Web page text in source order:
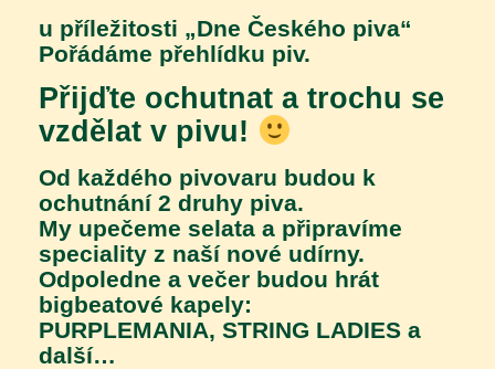
u příležitosti „Dne Českého piva“
Pořádáme přehlídku piv.
Přijďte ochutnat a trochu se
vzdělat v pivu!
Od každého pivovaru budou k
ochutnání 2 druhy piva.
My upečeme selata a připravíme
speciality z naší nové udírny.
Odpoledne a večer budou hrát
bigbeatové kapely:
PURPLEMANIA, STRING LADIES a
další…